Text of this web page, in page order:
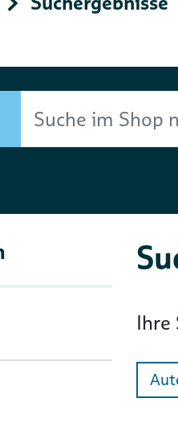
Autor, Titel,
Ihre